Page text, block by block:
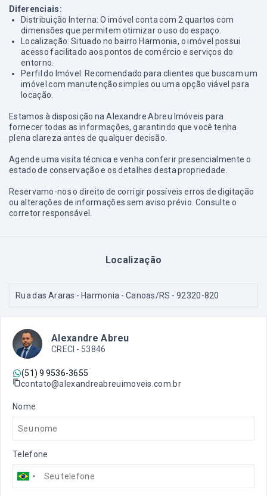
Diferenciais:
Distribuição Interna: O imóvel conta com 2 quartos com
dimensões que permitem otimizar o uso do espaço.
Localização: Situado no bairro Harmonia, o imóvel possui
acesso facilitado aos pontos de comércio e serviços do
entorno.
Perfil do Imóvel: Recomendado para clientes que buscam um
imóvel com manutenção simples ou uma opção viável para
locação.
Estamos à disposição na Alexandre Abreu Imóveis para
fornecer todas as informações, garantindo que você tenha
plena clareza antes de qualquer decisão.
Agende uma visita técnica e venha conferir presencialmente o
estado de conservação e os detalhes desta propriedade.
Reservamo-nos o direito de corrigir possíveis erros de digitação
ou alterações de informações sem aviso prévio. Consulte o
corretor responsável.
Localização
Rua das Araras - Harmonia - Canoas/RS - 92320-820
Alexandre Abreu
CRECI - 53846
(51) 9 9536-3655
contato@alexandreabreuimoveis.com.br
Nome
Telefone